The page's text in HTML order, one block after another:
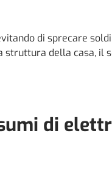
di sprecare
della casa, il
di